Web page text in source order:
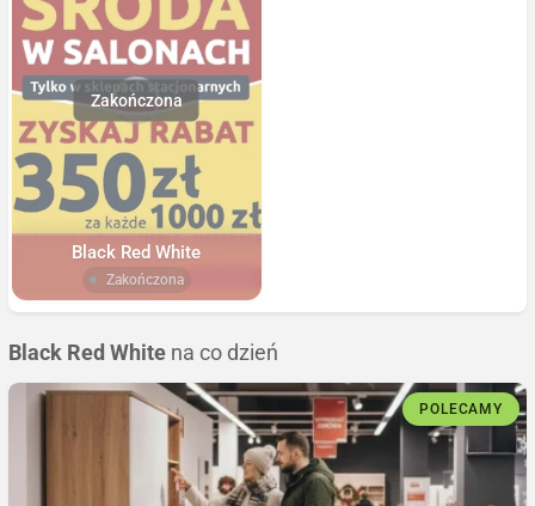
Black Red White
Zakończona
Black Red White na co dzień
POLECAMY